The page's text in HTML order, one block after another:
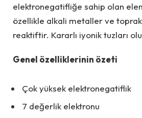
elektronegatifliğe sahip olan
özellikle alkali metaller ve
reaktiftir. Kararlı iyonik tuzları
Genel özelliklerinin özeti
Çok yüksek elektronegatiflik
7 değerlik elektronu